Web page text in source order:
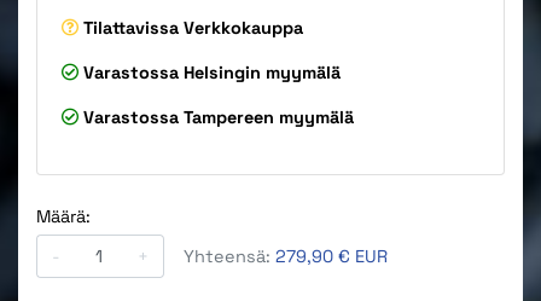
Tilattavissa Verkkokauppa
Varastossa Helsingin myymälä
Varastossa Tampereen myymälä
Määrä:
-
+ Yhteensä: 279,90 € EUR